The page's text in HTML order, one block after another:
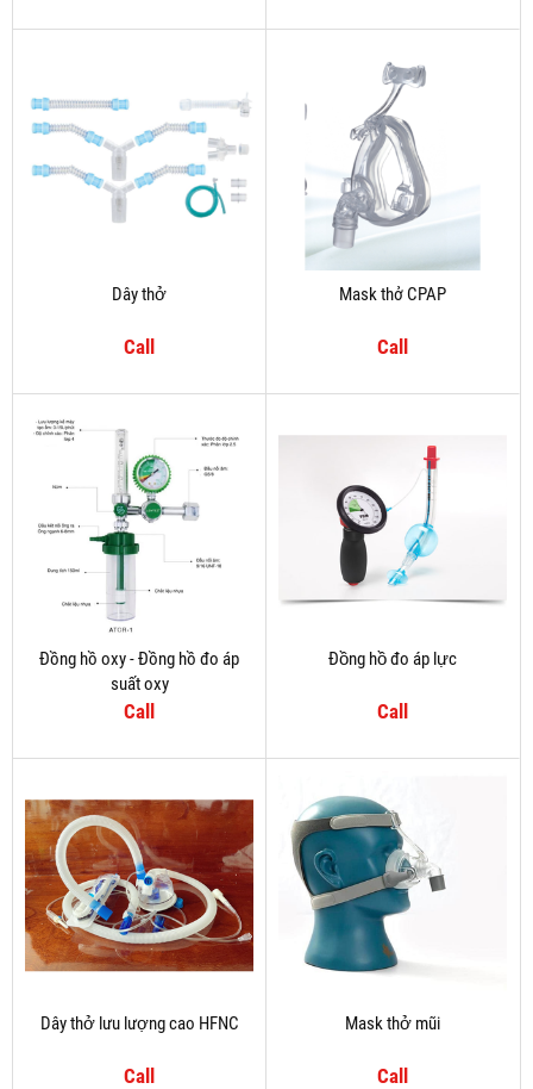
Dây thở
Call
Mask thở CPAP
Call
Đồng hồ oxy - Đồng hồ đo áp
suất oxy
Call
Đồng hồ đo áp lực
Call
Dây thở lưu lượng cao HFNC
Call
Mask thở mũi
Call